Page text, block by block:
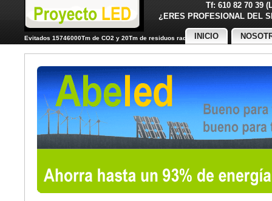
Tf: 610 82 70 39
¿ERES PROFESIONAL
Evitados 15746000Tm de CO2 y 20Tm de residuos radiactivos
INICIO